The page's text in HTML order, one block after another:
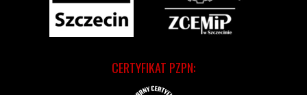
CERTYFIKAT PZPN: